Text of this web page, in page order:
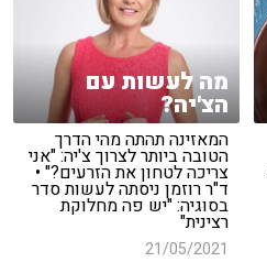
מה לעשות עם
הצ'יה?
המאזינה תהתה מהי הדרך
הטובה ביותר לצרוך צ'יה: "אני
צריכה לטחון את הזרעים?" •
ד"ר רוזמן ניסתה לעשות סדר
בסוגיה: "יש פה מחלוקת
רצינית"
21/05/2021